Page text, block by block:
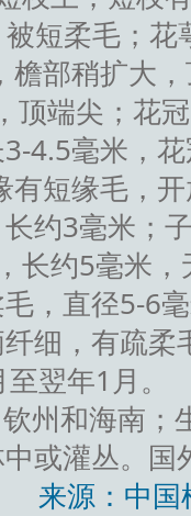
短柔毛；花
檐部稍扩大
顶端尖；花
4.5毫米，
有短缘毛，
约3毫米；
长约5毫米
，直径5-6
细，有疏
翌年1月。
州和海南；
或灌丛。国
来源：中